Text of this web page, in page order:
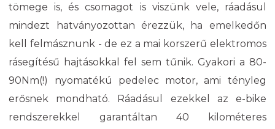
tömege is, és csomagot is viszünk vele, ráadásul
mindezt hatványozottan érezzük, ha emelkedőn
kell felmásznunk - de ez a mai korszerű elektromos
rásegítésű hajtásokkal fel sem tűnik. Gyakori a 80-
90Nm(!) nyomatékú pedelec motor, ami tényleg
erősnek mondható. Ráadásul ezekkel az e-bike
rendszerekkel garantáltan 40 kilométeres